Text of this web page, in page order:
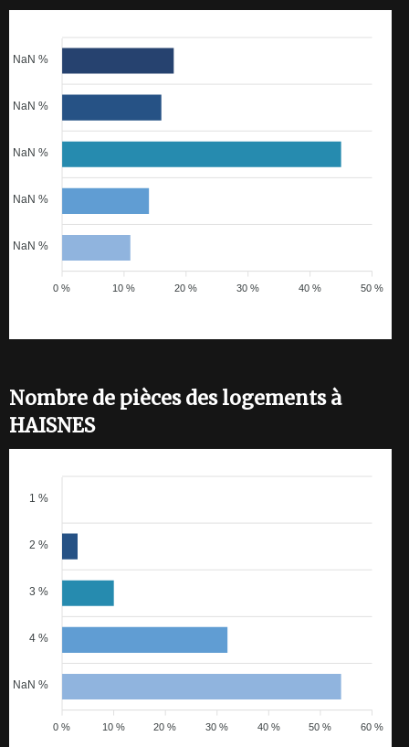
NaN %
NaN %
NaN %
NaN %
NaN %
50 %
40 %
30 %
20 %
10 %
0 %
Nombre de pièces des logements à
HAISNES
1 %
2 %
3 %
4 %
NaN %
60 %
50 %
40 %
30 %
20 %
10 %
0 %